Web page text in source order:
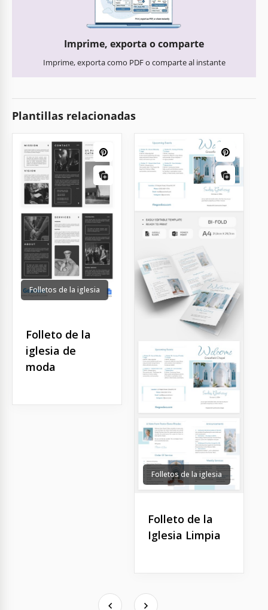
Imprime, exporta o comparte
Imprime, exporta como PDF o comparte al instante
Plantillas relacionadas
Folletos de la iglesia
Folleto de la
iglesia de
moda
Folletos de la iglesia
Folleto de la
Iglesia Limpia